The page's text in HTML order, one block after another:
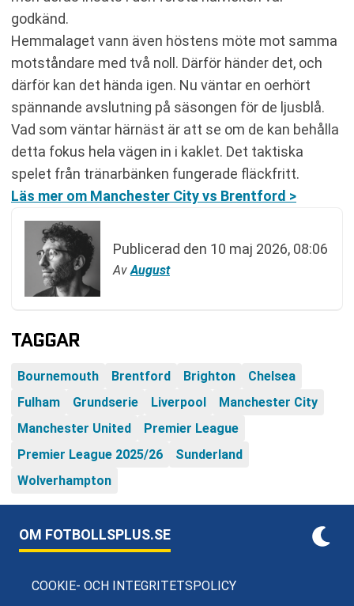
godkänd.
Hemmalaget vann även höstens möte mot samma
motståndare med två noll. Därför händer det, och
därför kan det hända igen. Nu väntar en oerhört
spännande avslutning på säsongen för de ljusblå.
Vad som väntar härnäst är att se om de kan behålla
detta fokus hela vägen in i kaklet. Det taktiska
spelet från tränarbänken fungerade fläckfritt.
Läs mer om Manchester City vs Brentford >
Publicerad den 10 maj 2026, 08:06
Av August
TAGGAR
Bournemouth Brentford Brighton
Chelsea
Fulham
Grundserie Liverpool
Manchester City
Manchester United
Premier League
Premier League 2025/26
Sunderland
Wolverhampton
OM FOTBOLLSPLUS.SE
COOKIE- OCH INTEGRITETSPOLICY